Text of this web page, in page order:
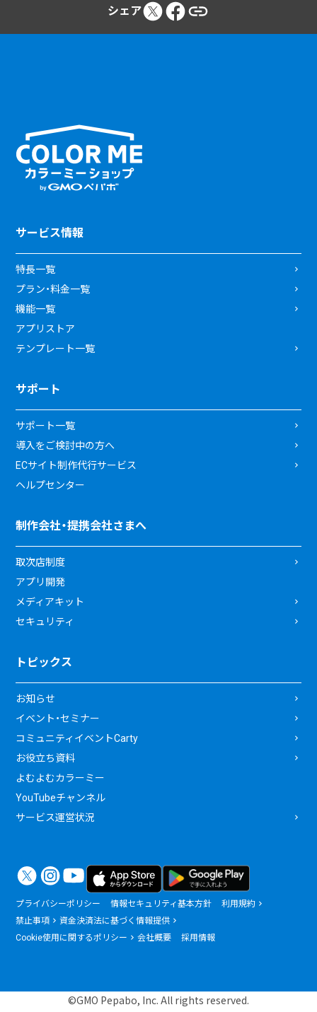
シェア
サービス情報
特長一覧
プラン・料金一覧
機能一覧
アプリストア
テンプレート一覧
サポート
サポート一覧
導入をご検討中の方へ
ECサイト制作代行サービス
ヘルプセンター
制作会社・提携会社さまへ
取次店制度
アプリ開発
メディアキット
セキュリティ
トピックス
お知らせ
イベント・セミナー
コミュニティイベントCarty
お役立ち資料
よむよむカラーミー
YouTubeチャンネル
サービス運営状況
プライバシーポリシー 情報セキュリティ基本方針
利用規約
禁止事項
資金決済法に基づく情報提供
Cookie使用に関するポリシー
会社概要 採用情報
©GMO Pepabo, Inc. All rights reserved.